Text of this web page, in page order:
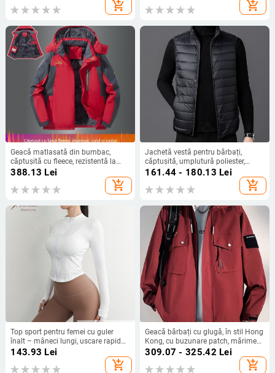
de in, buzunare laterale
add_shopping_cart add_shopping_cart
Geacă matlasată din bumbac,
căptușită cu fleece, rezistentă la
vânt și frig, pentru iarnă, mărime
388.13 Lei
add_shopping_cart
Jachetă vestă pentru bărbați,
căptușită, umplutură poliester,
model uni, talie strânsă, primăvara
161.44 - 180.13 Lei
add_shopping_cart
Top sport pentru femei cu guler
înalt – mâneci lungi, uscare rapidă,
croială slim, cu fermoar pentru
143.93 Lei
add_shopping_cart
Geacă bărbați cu glugă, în stil Hong
Kong, cu buzunare patch, mărime
plus, croială lejeră, pentru
309.07 - 325.42 Lei
add_shopping_cart